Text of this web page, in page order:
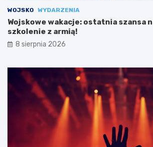
WOJSKO WYDARZENIA
Wojskowe wakacje: ostatnia szansa
szkolenie z armią!
8 sierpnia 2026